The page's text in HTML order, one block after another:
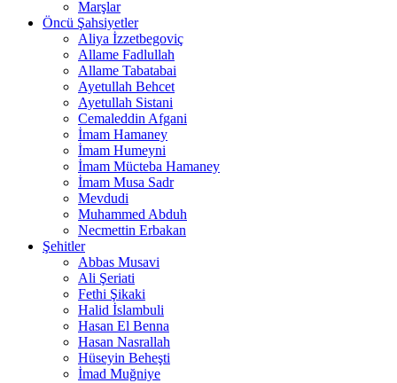
Marşlar
Öncü Şahsiyetler
Aliya İzzetbegoviç
Allame Fadlullah
Allame Tabatabai
Ayetullah Behcet
Ayetullah Sistani
Cemaleddin Afgani
İmam Hamaney
İmam Humeyni
İmam Mücteba Hamaney
İmam Musa Sadr
Mevdudi
Muhammed Abduh
Necmettin Erbakan
Şehitler
Abbas Musavi
Ali Şeriati
Fethi Şikaki
Halid İslambuli
Hasan El Benna
Hasan Nasrallah
Hüseyin Beheşti
İmad Muğniye